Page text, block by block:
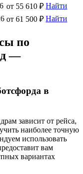
от 55 610 ₽ Найти
от 61 500 ₽ Найти
по
—
в
зависит от рейса,
наиболее точную
использовать
вам
вариантах